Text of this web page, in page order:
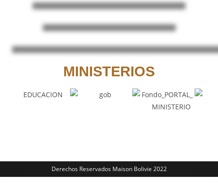
MINISTERIOS
Derechos Reservados Maison Bolivie 2022